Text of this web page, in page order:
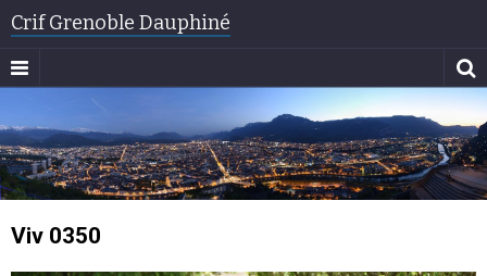
Crif Grenoble Dauphiné
Viv 0350